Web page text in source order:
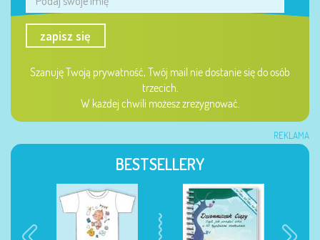
zapisz się
Szanuję Twoją prywatność, Twój mail nie dostanie się do osób
trzecich.
W każdej chwili możesz zrezygnować.
REKLAMA
BESTSELLERY